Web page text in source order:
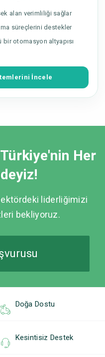
alan verimliliği sağlar
süreçlerini destekler
otomasyon altyapısı
İncele
Her
liderliğimizi
bekliyoruz.
Doğa Dostu
Kesintisiz Destek